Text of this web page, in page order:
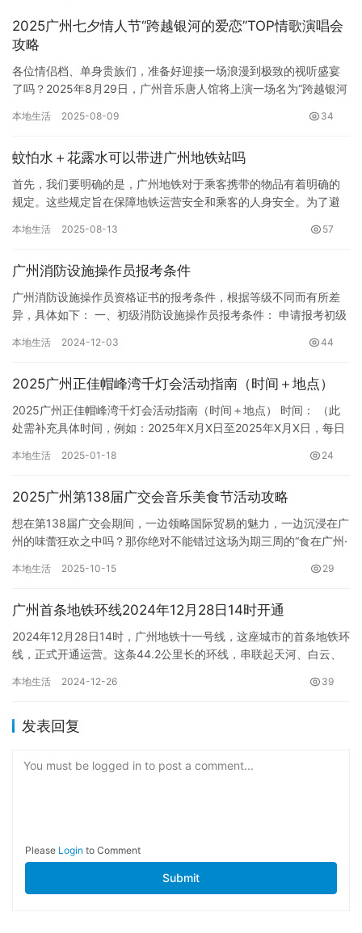
2025广州七夕情人节“跨越银河的爱恋”TOP情歌演唱会
攻略
各位情侣档、单身贵族们，准备好迎接一场浪漫到极致的视听盛宴
了吗？2025年8月29日，广州音乐唐人馆将上演一场名为“跨越银河
本地生活 2025-08-09 34
蚊怕水＋花露水可以带进广州地铁站吗
首先，我们要明确的是，广州地铁对于乘客携带的物品有着明确的
规定。这些规定旨在保障地铁运营安全和乘客的人身安全。为了避
的规…
本地生活 2025-08-13 57
广州消防设施操作员报考条件
广州消防设施操作员资格证书的报考条件，根据等级不同而有所差
异，具体如下： 一、初级消防设施操作员报考条件： 申请报考初级
本地生活 2024-12-03 44
2025广州正佳帽峰湾千灯会活动指南（时间＋地点）
2025广州正佳帽峰湾千灯会活动指南（时间＋地点） 时间： （此
处需补充具体时间，例如：2025年X月X日至2025年X月X日，每日
本地生活 2025-01-18 24
2025广州第138届广交会音乐美食节活动攻略
想在第138届广交会期间，一边领略国际贸易的魅力，一边沉浸在广
州的味蕾狂欢之中吗？那你绝对不能错过这场为期三周的“食在广州·
本地生活 2025-10-15 29
广州首条地铁环线2024年12月28日14时开通
2024年12月28日14时，广州地铁十一号线，这座城市的首条地铁环
线，正式开通运营。这条44.2公里长的环线，串联起天河、白云、
本地生活 2024-12-26 39
发表回复
You must be logged in to post a comment...
Please Login to Comment
Submit